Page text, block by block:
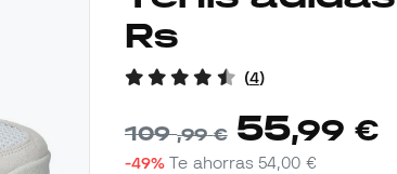
Rs
(4)
109,99 € 55,99 €
-49% Te ahorras54,00 €